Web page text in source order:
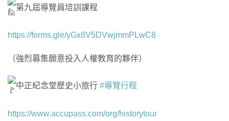
第九屆導覽員培訓課程
https://forms.gle/yGx8V5DVwjmmPLwC8
（強烈募集願意投入人權教育的夥伴）
中正紀念堂歷史小旅行 #導覽行程
https://www.accupass.com/org/historytour